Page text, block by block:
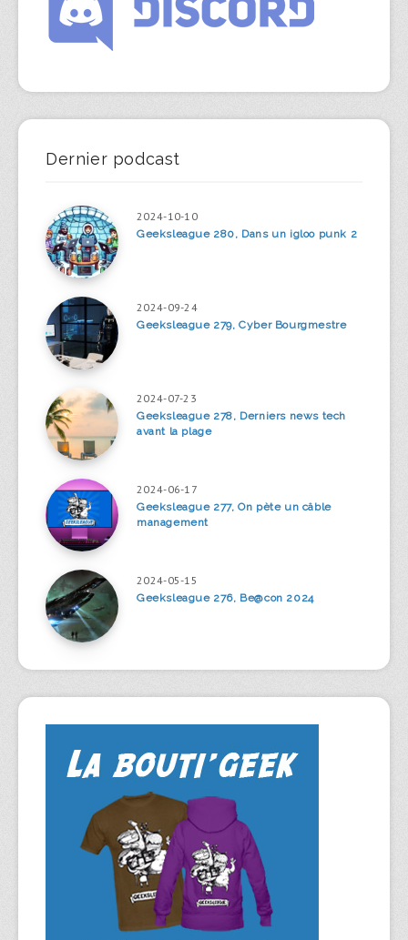
Dernier podcast
2024-10-10
Geeksleague 280, Dans un igloo punk 2
2024-09-24
Geeksleague 279, Cyber Bourgmestre
2024-07-23
Geeksleague 278, Derniers news tech
avant la plage
2024-06-17
Geeksleague 277, On pète un câble
management
2024-05-15
Geeksleague 276, Be@con 2024